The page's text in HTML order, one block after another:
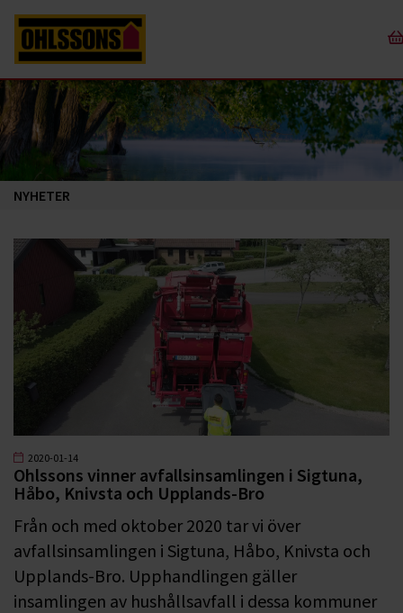
NYHETER
2020-01-14
Ohlssons vinner avfallsinsamlingen i Sigtuna,
Håbo, Knivsta och Upplands-Bro
Från och med oktober 2020 tar vi över
avfallsinsamlingen i Sigtuna, Håbo, Knivsta och
Upplands-Bro. Upphandlingen gäller
insamlingen av hushållsavfall i dessa kommuner